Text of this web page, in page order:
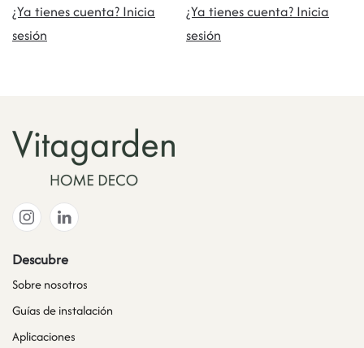
¿Ya tienes cuenta? Inicia
sesión
¿Ya tienes cuenta? Inicia
sesión
Descubre
Sobre nosotros
Guías de instalación
Aplicaciones